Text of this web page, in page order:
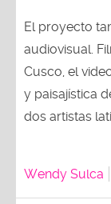
El proyecto
audiovisual.
Cusco, el
y paisajística
dos artistas
Wendy Sulca